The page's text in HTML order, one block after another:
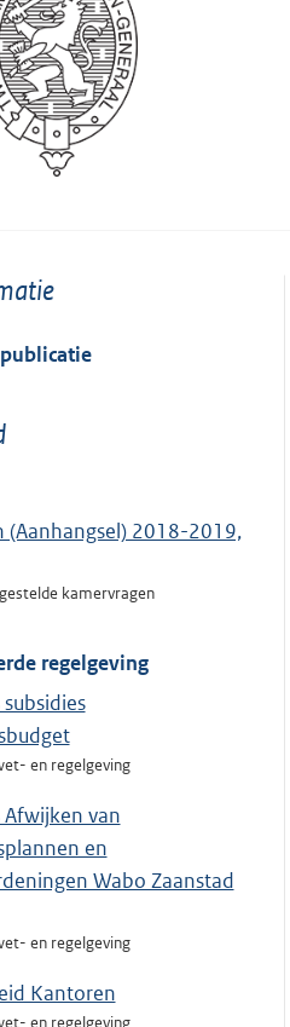
(Aanhangsel) 2018-2019,
kamervragen
regelgeving
en regelgeving
Afwijken van
en
Wabo Zaanstad
en regelgeving
Kantoren